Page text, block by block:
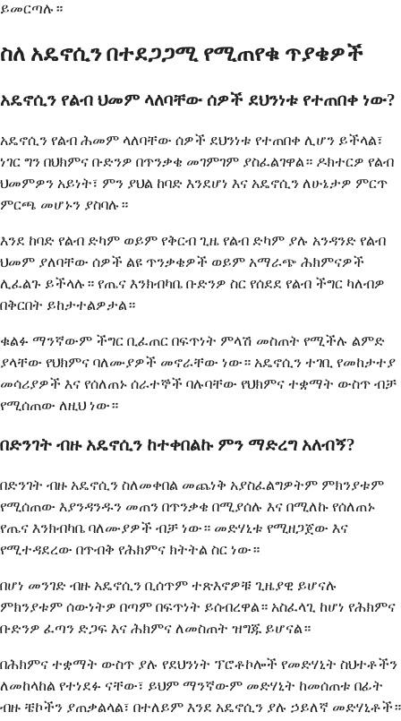
ይመርጣሉ።
ስለ አዴኖሲን በተደጋጋሚ የሚጠየቁ ጥያቄዎች
አዴኖሲን የልብ ህመም ላለባቸው ሰዎች ደህንነቱ የተጠበቀ ነው?
አዴኖሲን የልብ ሕመም ላለባቸው ሰዎች ደህንነቱ የተጠበቀ ሊሆን ይችላል፣
ነገር ግን በህክምና ቡድንዎ በጥንቃቄ መገምገም ያስፈልገዋል። ዶክተርዎ የልብ
ህመምዎን አይነት፣ ምን ያህል ከባድ እንደሆነ እና አዴኖሲን ለሁኔታዎ ምርጥ
ምርጫ መሆኑን ያስባሉ።
እንደ ከባድ የልብ ድካም ወይም የቅርብ ጊዜ የልብ ድካም ያሉ አንዳንድ የልብ
ህመም ያለባቸው ሰዎች ልዩ ጥንቃቄዎች ወይም አማራጭ ሕክምናዎች
ሊፈልጉ ይችላሉ። የጤና እንክብካቤ ቡድንዎ ስር የሰደደ የልብ ችግር ካለብዎ
በቅርበት ይከታተልዎታል።
ቁልፉ ማንኛውም ችግር ቢፈጠር በፍጥነት ምላሽ መስጠት የሚችሉ ልምድ
ያላቸው የህክምና ባለሙያዎች መኖራቸው ነው። አዴኖሲን ተገቢ የመከታተያ
መሳሪያዎች እና የሰለጠኑ ሰራተኞች ባሉባቸው የህክምና ተቋማት ውስጥ ብቻ
የሚሰጠው ለዚህ ነው።
በድንገት ብዙ አዴኖሲን ከተቀበልኩ ምን ማድረግ አለብኝ?
በድንገት ብዙ አዴኖሲን ስለመቀበል መጨነቅ አያስፈልግዎትም ምክንያቱም
የሚሰጠው እያንዳንዱን መጠን በጥንቃቄ በሚያሰሉ እና በሚለኩ የሰለጠኑ
የጤና እንክብካቤ ባለሙያዎች ብቻ ነው። መድሃኒቱ የሚዘጋጀው እና
የሚተዳደረው በጥብቅ የሕክምና ክትትል ስር ነው።
በሆነ መንገድ ብዙ አዴኖሲን ቢሰጥም ተጽእኖዎቹ ጊዜያዊ ይሆናሉ
ምክንያቱም ሰውነትዎ በጣም በፍጥነት ይሰብረዋል። አስፈላጊ ከሆነ የሕክምና
ቡድንዎ ፈጣን ድጋፍ እና ሕክምና ለመስጠት ዝግጁ ይሆናል።
በሕክምና ተቋማት ውስጥ ያሉ የደህንነት ፕሮቶኮሎች የመድሃኒት ስህተቶችን
ለመከላከል የተነደፉ ናቸው፣ ይህም ማንኛውም መድሃኒት ከመሰጠቱ በፊት
ብዙ ቼኮችን ያጠቃልላል፣ በተለይም እንደ አዴኖሲን ያሉ ኃይለኛ መድሃኒቶች።